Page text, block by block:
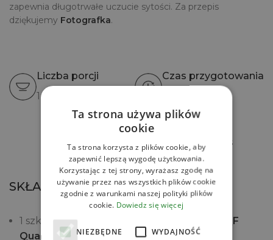
zapewnia długotrwałe uczucie sytości. Za przepis
dziękujemy Fotografka.
Liczba porcji
1
Czas przygotowania
Drukuj przepis
SKŁADNIKI
1 szklankaQuinoa komosy ryżowej białej QF
Quality Food
Ta strona używa plików
cookie
Ta strona korzysta z plików cookie, aby
zapewnić lepszą wygodę użytkowania.
Korzystając z tej strony, wyrażasz zgodę na
używanie przez nas wszystkich plików cookie
zgodnie z warunkami naszej polityki plików
cookie. Dowiedz się więcej
NIEZBĘDNE WYDAJNOŚĆ